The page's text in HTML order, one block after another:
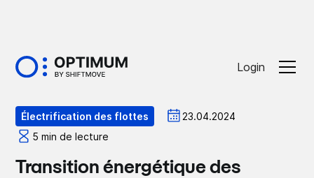
Login
Électrification des flottes
23.04.2024
5 min de lecture
Transition énergétique des